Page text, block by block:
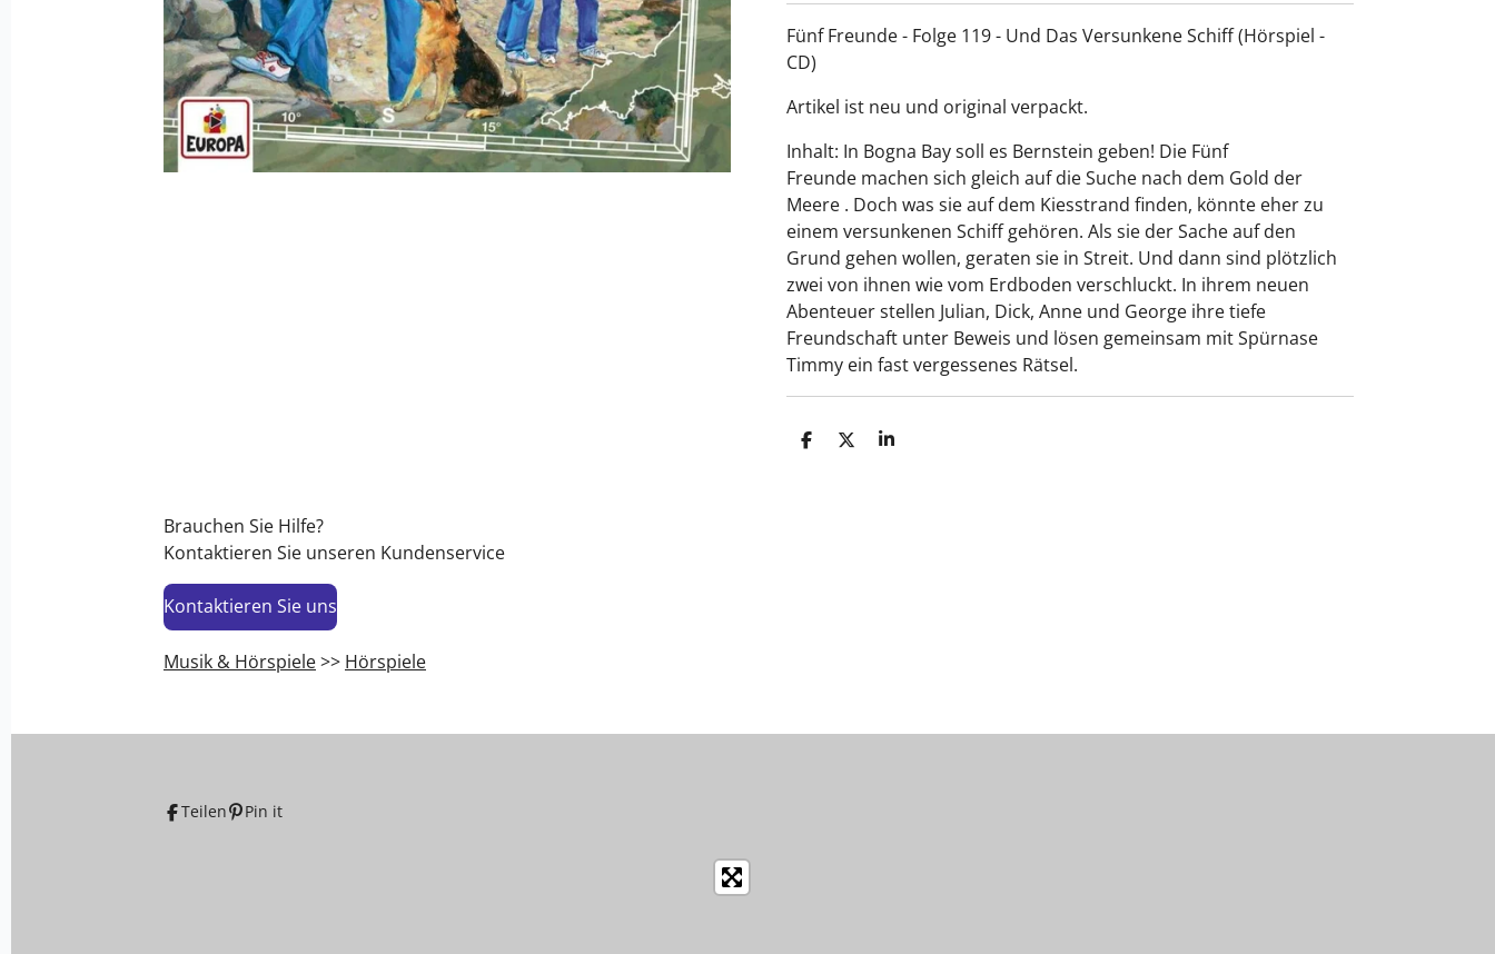
Fünf Freunde - Folge 119 - Und Das Versunkene Schiff (Hörspiel -
CD)
Artikel ist neu und original verpackt.
Inhalt: In Bogna Bay soll es Bernstein geben! Die Fünf
Freunde machen sich gleich auf die Suche nach dem Gold der
Meere . Doch was sie auf dem Kiesstrand finden, könnte eher zu
einem versunkenen Schiff gehören. Als sie der Sache auf den
Grund gehen wollen, geraten sie in Streit. Und dann sind plötzlich
zwei von ihnen wie vom Erdboden verschluckt. In ihrem neuen
Abenteuer stellen Julian, Dick, Anne und George ihre tiefe
Freundschaft unter Beweis und lösen gemeinsam mit Spürnase
Timmy ein fast vergessenes Rätsel.
T
T
T
Brauchen Sie Hilfe?
Kontaktieren Sie unseren Kundenservice
Kontaktieren Sie uns
Musik & Hörspiele>> Hörspiele
Teilen Pin it